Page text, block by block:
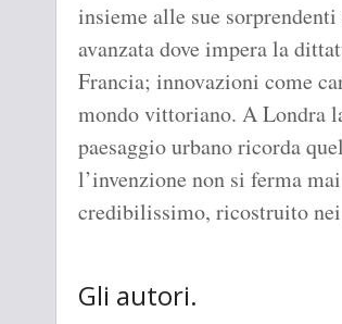
insieme alle sue
avanzata dove impera la
Francia; innovazioni come
mondo vittoriano. A Londra
paesaggio urbano ricorda
l’invenzione non si ferma
credibilissimo, ricostruito
Gli autori.